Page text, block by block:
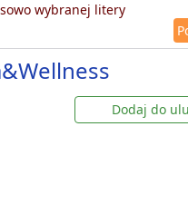
wybranej litery
Dodaj do